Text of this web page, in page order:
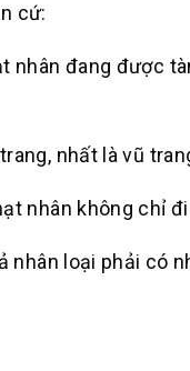
cứ:
nhân đang được
nhất là vũ
nhân không chỉ
nhân loại phải có